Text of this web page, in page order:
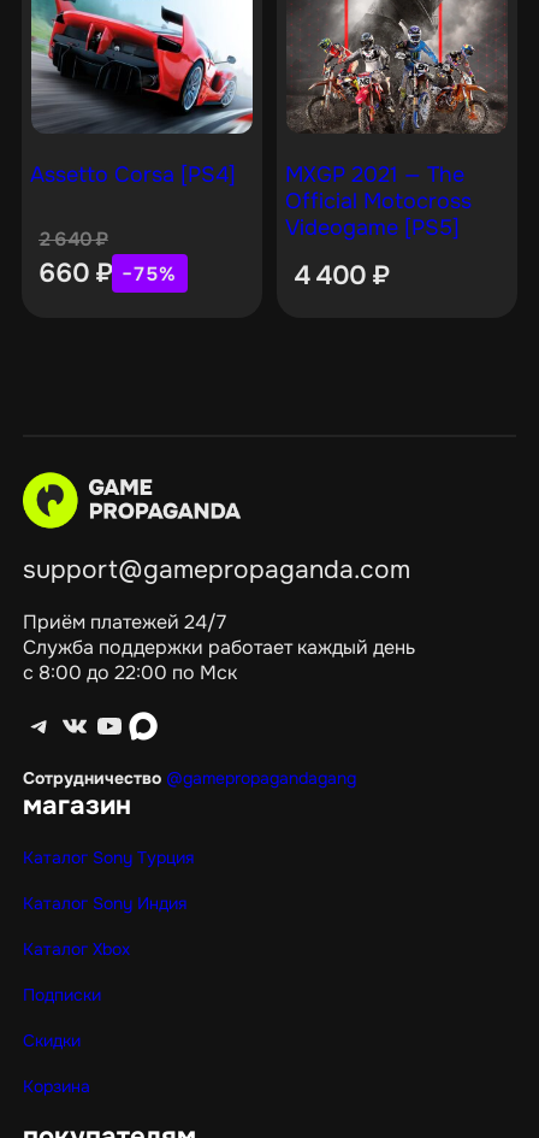
Assetto Corsa [PS4]
2 640₽
660 ₽ −75%
MXGP 2021 — The
Official Motocross
Videogame [PS5]
4 400 ₽
support@gamepropaganda.com
Приём платежей 24/7
Служба поддержки работает каждый день
с 8:00 до 22:00 по Мск
Telegram ВКонтакте YouTube max
Сотрудничество @gamepropagandagang
магазин
Каталог Sony Турция
Каталог Sony Индия
Каталог Xbox
Подписки
Скидки
Корзина